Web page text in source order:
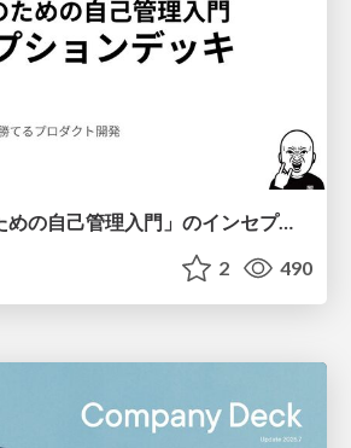
「エンジニアのための自己管理入門」のインセプションデッキ/Inception Deck of Self-Management beginner's guide book
2 490